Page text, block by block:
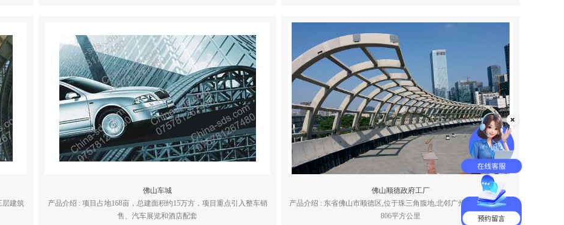
层建筑
佛山车城
产品介绍 : 项目占地168亩，总建面积约15万方，项目重点引入整车销
售、汽车展览和酒店配套
佛山顺德政府工厂
产品介绍 : 东省佛山市顺德区,位于珠三角腹地,北邻广州,南近港澳,面积
806平方公里